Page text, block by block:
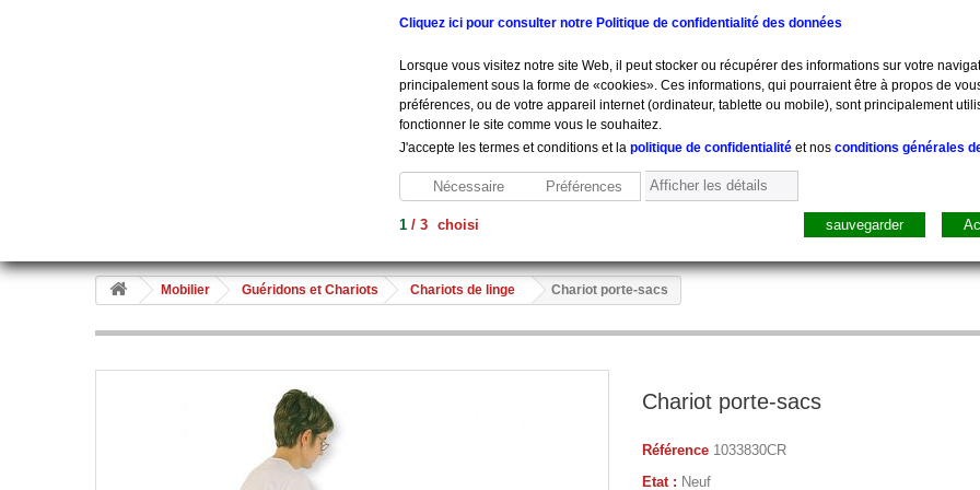
Hygiène Mesure, Pesée Pharmacie Sacs,
Mobilier Guéridons et Chariots Chariots de linge Chariot porte-sacs
Chariot porte-sacs
Référence 1033830CR
Etat : Neuf
Cliquez ici pour consulter notre Politique de confidentialité des données
Lorsque vous visitez notre site Web, il peut stocker ou récupérer des informations sur votre
principalement sous la forme de «cookies». Ces informations, qui pourraient être à propos de
préférences, ou de votre appareil internet (ordinateur, tablette ou mobile), sont principalement
fonctionner le site comme vous le souhaitez.
J'accepte les termes et conditions et la politique de confidentialité et nos conditions générales
Nécessaire Préférences Afficher les détails
1 / 3 choisi sauvegarder